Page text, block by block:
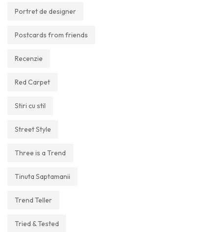
Portret de designer
Postcards from friends
Recenzie
Red Carpet
Stiri cu stil
Street Style
Three is a Trend
Tinuta Saptamanii
Trend Teller
Tried & Tested